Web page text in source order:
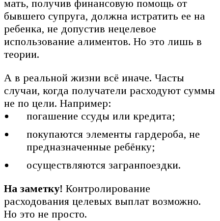
мать, получив финансовую помощь от
бывшего супруга, должна истратить ее на
ребенка, не допустив нецелевое
использование алиментов. Но это лишь в
теории.
А в реальной жизни всё иначе. Часты
случаи, когда получатели расходуют суммы
не по цели. Например:
погашение ссуды или кредита;
покупаются элементы гардероба, не
предназначенные ребёнку;
осуществляются загранпоездки.
На заметку! Контролирование
расходования целевых выплат возможно.
Но это не просто.